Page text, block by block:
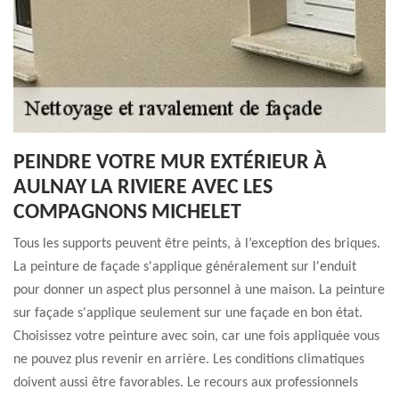
PEINDRE VOTRE MUR EXTÉRIEUR À
AULNAY LA RIVIERE AVEC LES
COMPAGNONS MICHELET
Tous les supports peuvent être peints, à l’exception des briques.
La peinture de façade s'applique généralement sur l'enduit
pour donner un aspect plus personnel à une maison. La peinture
sur façade s'applique seulement sur une façade en bon état.
Choisissez votre peinture avec soin, car une fois appliquée vous
ne pouvez plus revenir en arrière. Les conditions climatiques
doivent aussi être favorables. Le recours aux professionnels